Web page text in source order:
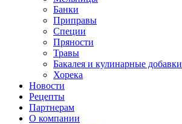
Банки
Приправы
Специи
Пряности
Травы
Бакалея и кулинарные добавки
Хорека
Новости
Рецепты
Партнерам
О компании